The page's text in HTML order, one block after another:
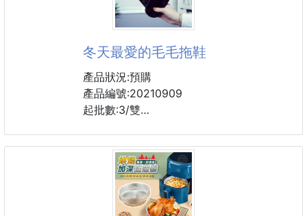
網紅半閉式可愛寵物窩，水晶超柔短毛絨面料親膚保
M/L雙尺寸設計可選，半封閉結構給予寵物安全感。防
滑底部穩固耐用，頂部趣味吊球增添互動樂趣。
雙面可翻轉墊子，喜洋洋/恐龍等多款萌趣造型，為愛
寵打造四季舒適的休息空間。
10個一箱
冬天最愛的毛毛拖鞋
產品狀況:預購
產品編號:20210909
起批數:3/雙
⚠️2碼一個尺寸喔
❶36/37（只有粉色）
❷38/39（黑色，粉色都有）
❸40/41 （黑色，粉色都有）